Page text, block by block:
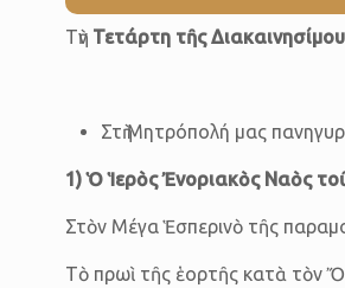
Τὴν Τετάρτη τῆς
Στὴ Μητρόπολή μας
1) Ὁ Ἱερὸς Ἐνοριακὸς Ναὸς
Στὸν Μέγα Ἑσπερινὸ τῆς
Τὸ πρωὶ τῆς ἑορτῆς κατὰ τὸν